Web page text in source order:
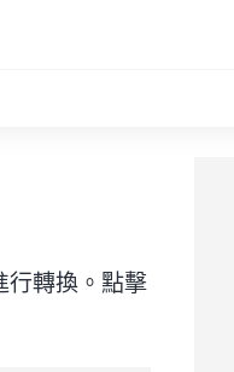
行轉換。點擊